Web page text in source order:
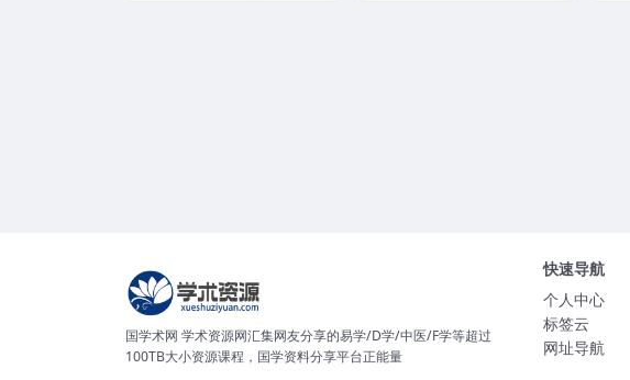
国学术网 学术资源网汇集网友分享的易学/D学/中医/F学等超过
100TB大小资源课程，国学资料分享平台正能量
快速导航
个人中心
标签云
网址导航